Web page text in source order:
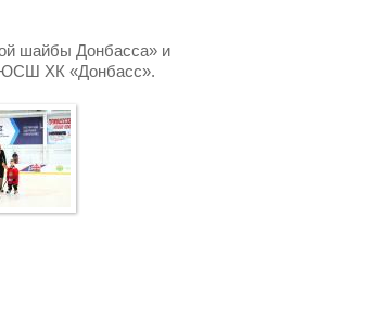
шайбы Донбасса» и
ХК «Донбасс».